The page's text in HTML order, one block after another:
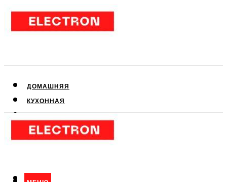
ДОМАШНЯЯ
КУХОННАЯ
КЛИМАТИЧЕСКАЯ
МЕНЮ